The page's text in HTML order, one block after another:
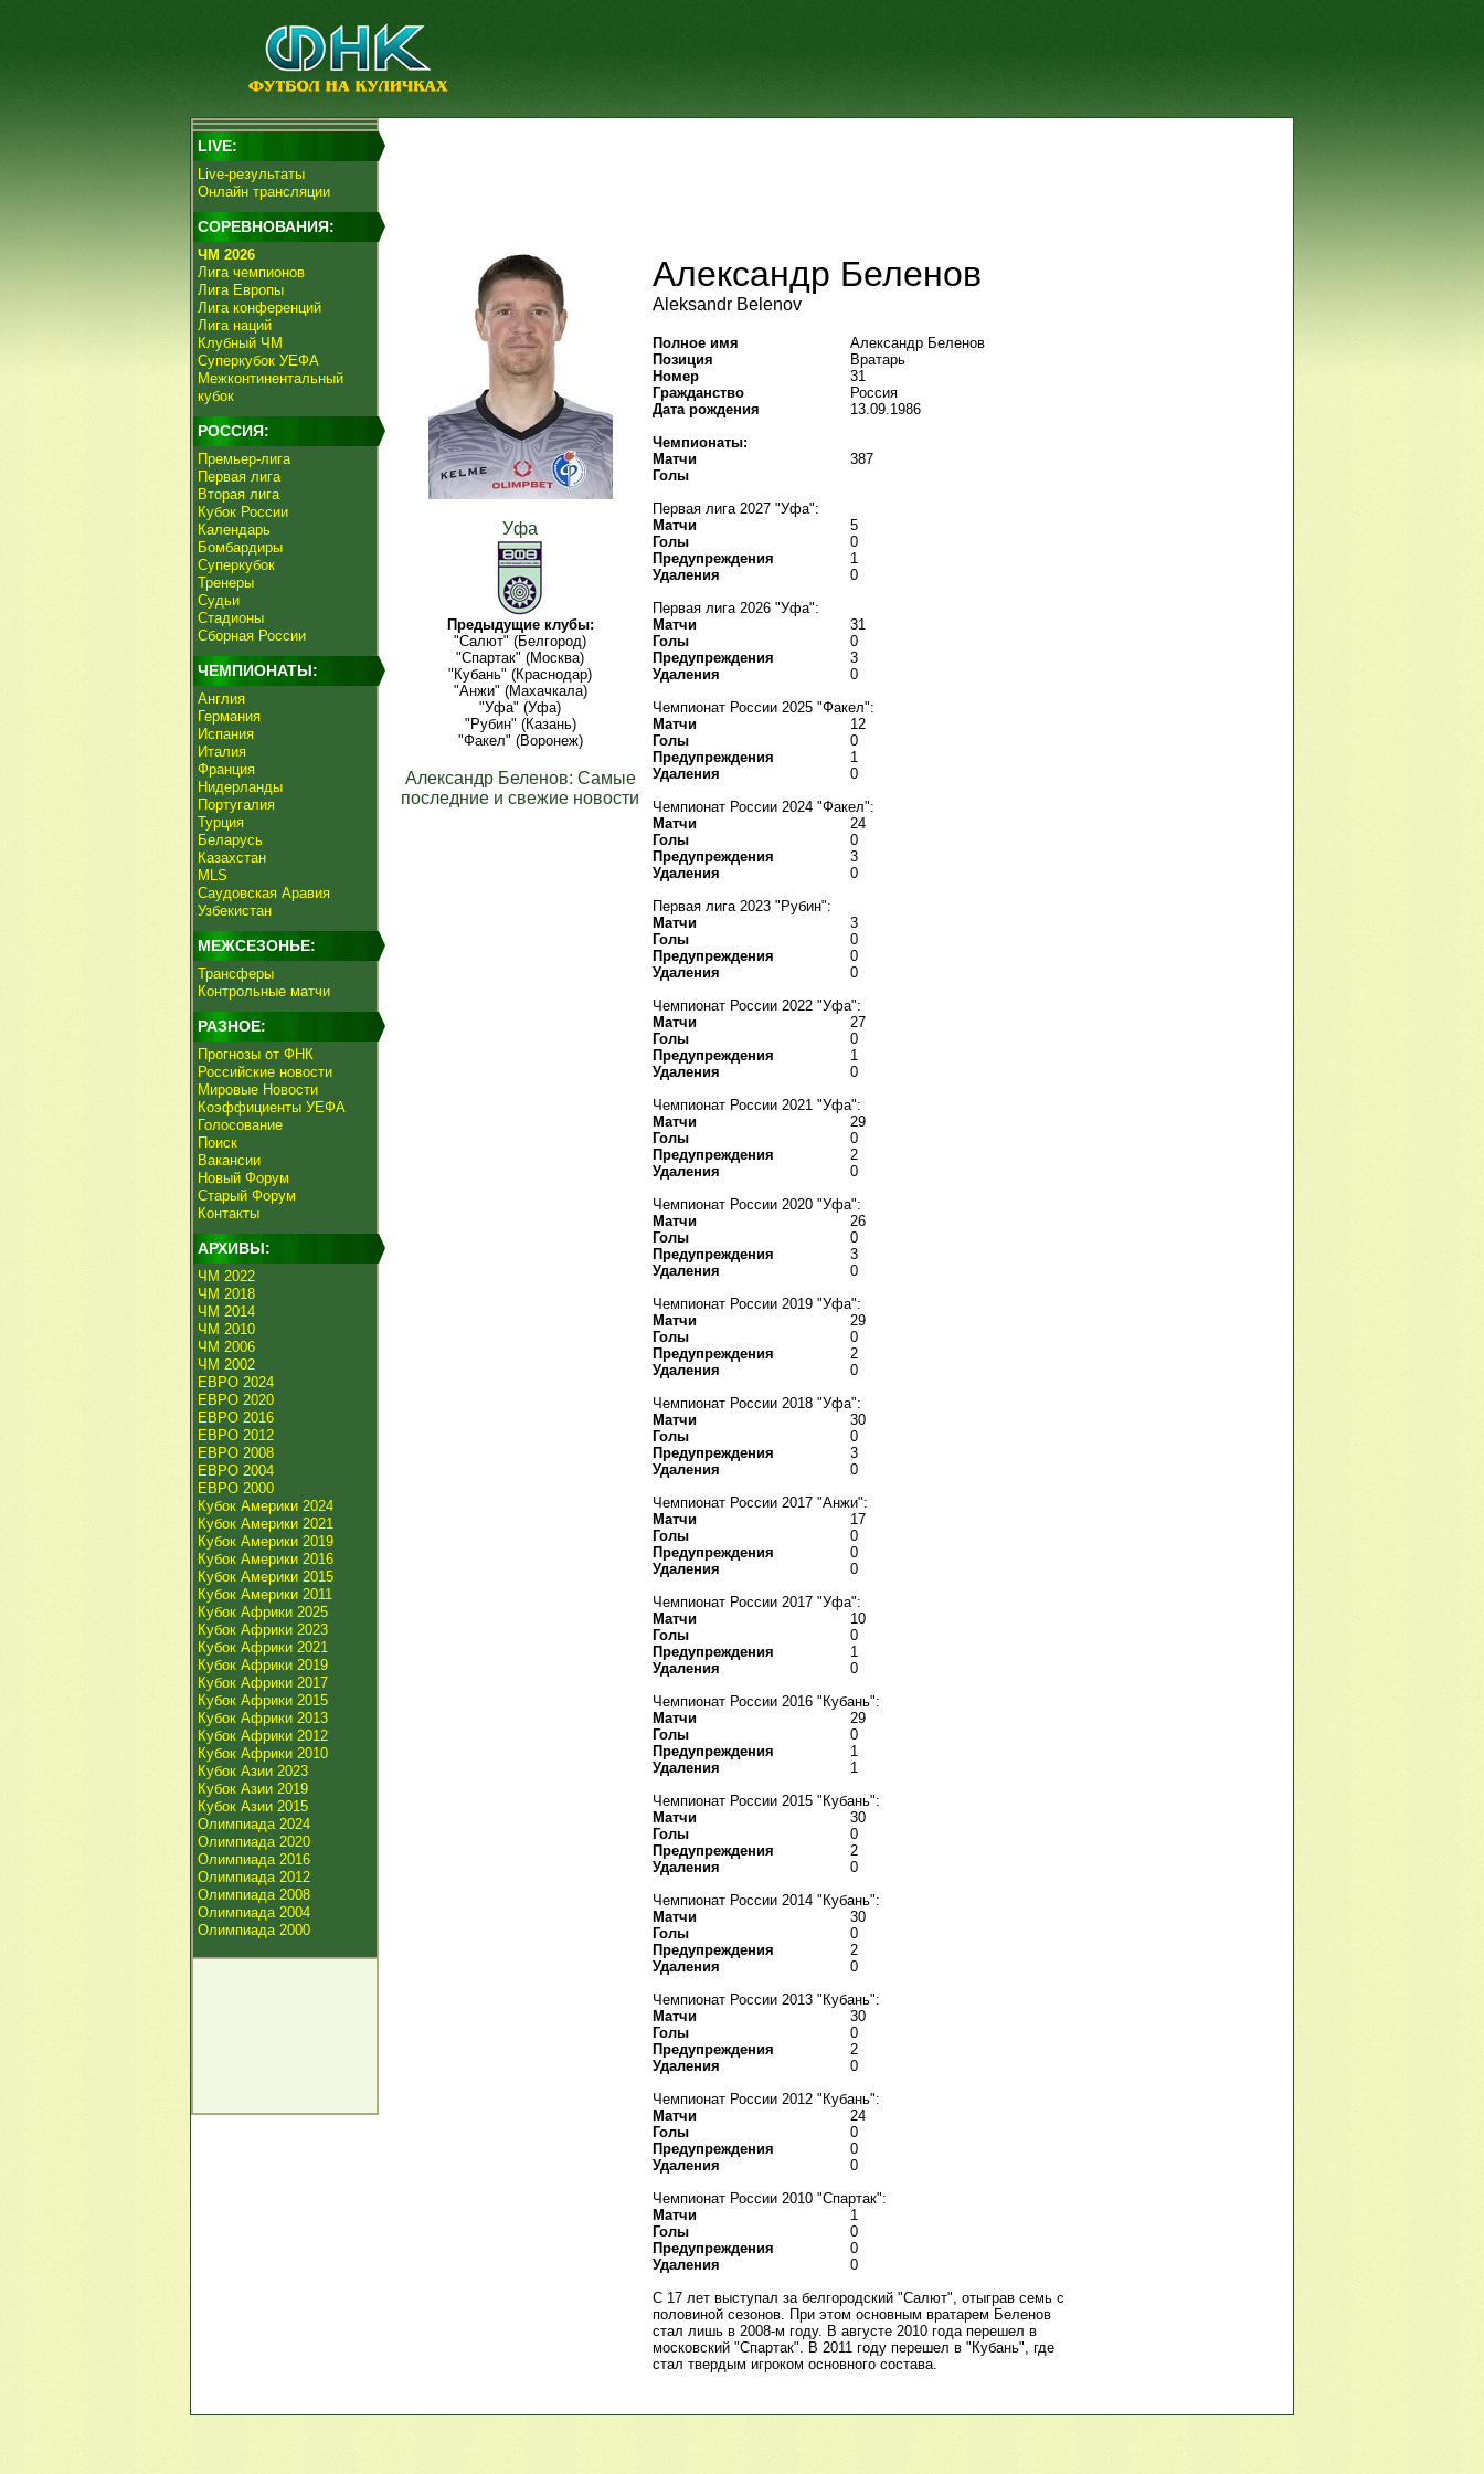
LIVE:
Live-результаты
Онлайн трансляции
СОРЕВНОВАНИЯ:
ЧМ 2026
Лига чемпионов
Лига Европы
Лига конференций
Лига наций
Клубный ЧМ
Суперкубок УЕФА
Межконтинентальный
кубок
РОССИЯ:
Премьер-лига
Первая лига
Вторая лига
Кубок России
Календарь
Бомбардиры
Суперкубок
Тренеры
Судьи
Стадионы
Сборная России
ЧЕМПИОНАТЫ:
Англия
Германия
Испания
Италия
Франция
Нидерланды
Португалия
Турция
Беларусь
Казахстан
MLS
Саудовская Аравия
Узбекистан
МЕЖСЕЗОНЬЕ:
Трансферы
Контрольные матчи
РАЗНОЕ:
Прогнозы от ФНК
Российские новости
Мировые Новости
Коэффициенты УЕФА
Голосование
Поиск
Вакансии
Новый Форум
Старый Форум
Контакты
АРХИВЫ:
ЧМ 2022
ЧМ 2018
ЧМ 2014
ЧМ 2010
ЧМ 2006
ЧМ 2002
ЕВРО 2024
ЕВРО 2020
ЕВРО 2016
ЕВРО 2012
ЕВРО 2008
ЕВРО 2004
ЕВРО 2000
Кубок Америки 2024
Кубок Америки 2021
Кубок Америки 2019
Кубок Америки 2016
Кубок Америки 2015
Кубок Америки 2011
Кубок Африки 2025
Кубок Африки 2023
Кубок Африки 2021
Кубок Африки 2019
Кубок Африки 2017
Кубок Африки 2015
Кубок Африки 2013
Кубок Африки 2012
Кубок Африки 2010
Кубок Азии 2023
Кубок Азии 2019
Кубок Азии 2015
Олимпиада 2024
Олимпиада 2020
Олимпиада 2016
Олимпиада 2012
Олимпиада 2008
Олимпиада 2004
Олимпиада 2000
Уфа
Предыдущие клубы:
"Салют" (Белгород)
"Спартак" (Москва)
"Кубань" (Краснодар)
"Анжи" (Махачкала)
"Уфа" (Уфа)
"Рубин" (Казань)
"Факел" (Воронеж)
Александр Беленов: Самые
последние и свежие новости
Александр Беленов
Aleksandr Belenov
Полное имя
Александр Беленов
Позиция
Вратарь
Номер
31
Гражданство
Россия
Дата рождения
13.09.1986
Чемпионаты:
Матчи
387
Голы
Первая лига 2027 "Уфа":
Матчи
5
Голы
0
Предупреждения
1
Удаления
0
Первая лига 2026 "Уфа":
Матчи
31
Голы
0
Предупреждения
3
Удаления
0
Чемпионат России 2025 "Факел":
Матчи
12
Голы
0
Предупреждения
1
Удаления
0
Чемпионат России 2024 "Факел":
Матчи
24
Голы
0
Предупреждения
3
Удаления
0
Первая лига 2023 "Рубин":
Матчи
3
Голы
0
Предупреждения
0
Удаления
0
Чемпионат России 2022 "Уфа":
Матчи
27
Голы
0
Предупреждения
1
Удаления
0
Чемпионат России 2021 "Уфа":
Матчи
29
Голы
0
Предупреждения
2
Удаления
0
Чемпионат России 2020 "Уфа":
Матчи
26
Голы
0
Предупреждения
3
Удаления
0
Чемпионат России 2019 "Уфа":
Матчи
29
Голы
0
Предупреждения
2
Удаления
0
Чемпионат России 2018 "Уфа":
Матчи
30
Голы
0
Предупреждения
3
Удаления
0
Чемпионат России 2017 "Анжи":
Матчи
17
Голы
0
Предупреждения
0
Удаления
0
Чемпионат России 2017 "Уфа":
Матчи
10
Голы
0
Предупреждения
1
Удаления
0
Чемпионат России 2016 "Кубань":
Матчи
29
Голы
0
Предупреждения
1
Удаления
1
Чемпионат России 2015 "Кубань":
Матчи
30
Голы
0
Предупреждения
2
Удаления
0
Чемпионат России 2014 "Кубань":
Матчи
30
Голы
0
Предупреждения
2
Удаления
0
Чемпионат России 2013 "Кубань":
Матчи
30
Голы
0
Предупреждения
2
Удаления
0
Чемпионат России 2012 "Кубань":
Матчи
24
Голы
0
Предупреждения
0
Удаления
0
Чемпионат России 2010 "Спартак":
Матчи
1
Голы
0
Предупреждения
0
Удаления
0
С 17 лет выступал за белгородский "Салют", отыграв семь с
половиной сезонов. При этом основным вратарем Беленов
стал лишь в 2008-м году. В августе 2010 года перешел в
московский "Спартак". В 2011 году перешел в "Кубань", где
стал твердым игроком основного состава.